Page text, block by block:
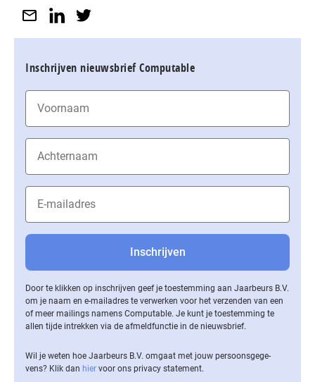
Inschrijven nieuwsbrief Computable
Door te klikken op inschrijven geef je toestemming aan Jaarbeurs B.V.
om je naam en e-mailadres te verwerken voor het verzenden van een
of meer mailings namens Computable. Je kunt je toestemming te
allen tijde intrekken via de af­meld­func­tie in de nieuwsbrief.
Wil je weten hoe Jaarbeurs B.V. omgaat met jouw per­soons­ge­ge­
vens? Klik dan hier voor ons privacy statement.